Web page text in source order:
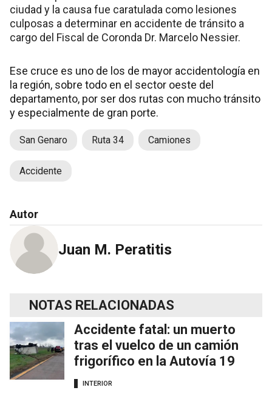
ciudad y la causa fue caratulada como lesiones
culposas a determinar en accidente de tránsito a
cargo del Fiscal de Coronda Dr. Marcelo Nessier.
Ese cruce es uno de los de mayor accidentología en
la región, sobre todo en el sector oeste del
departamento, por ser dos rutas con mucho tránsito
y especialmente de gran porte.
San Genaro Ruta 34 Camiones
Accidente
Autor
Juan M. Peratitis
NOTAS RELACIONADAS
Accidente fatal: un muerto
tras el vuelco de un camión
frigorífico en la Autovía 19
INTERIOR